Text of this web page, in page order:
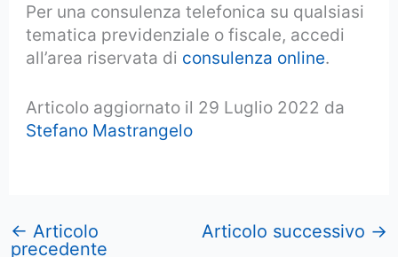
Per una consulenza telefonica su qualsiasi
tematica previdenziale o fiscale, accedi
all’area riservata di consulenza online.
Articolo aggiornato il 29 Luglio 2022 da
Stefano Mastrangelo
← Articolo
precedente
Articolo successivo →